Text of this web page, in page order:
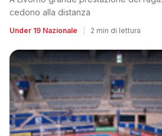
cedono alla distanza
Under 19 Nazionale 2 min di lettura